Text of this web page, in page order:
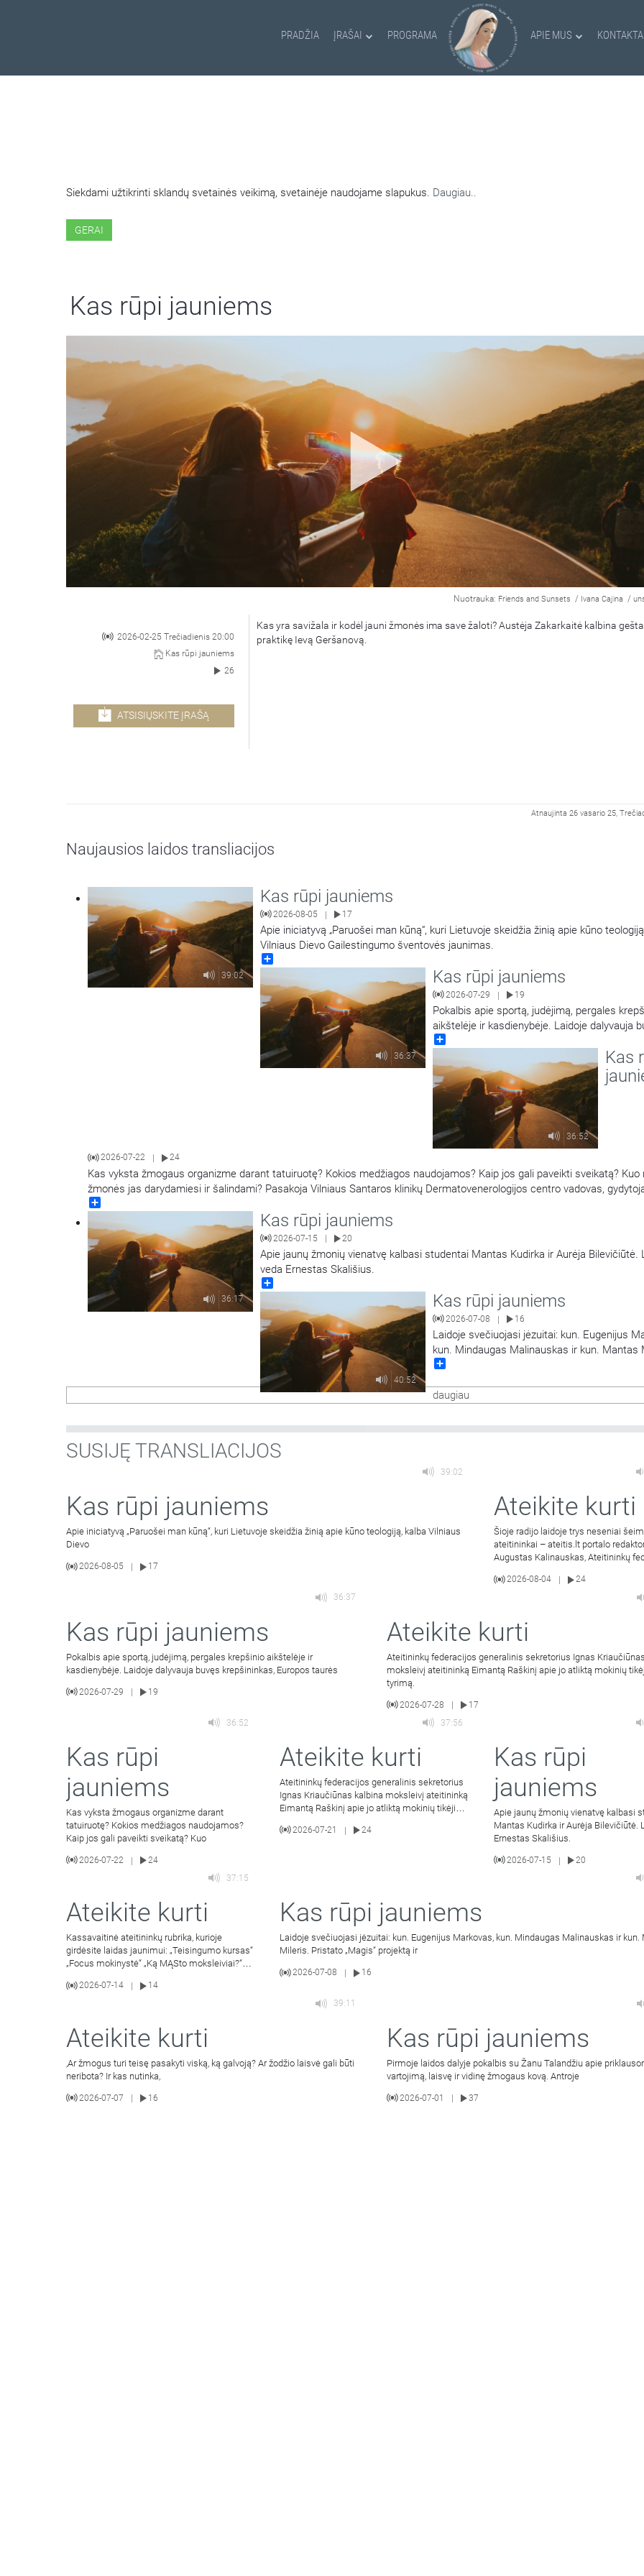
PRADŽIA ĮRAŠAI PROGRAMA APIE MUS
Siekdami užtikrinti sklandų svetainės veikimą, svetainėje naudojame slapukus. Daugiau..
GERAI
Kas rūpi jauniems
Nuotrauka: Friends and Sunsets / Ivana Cajina /
2026-02-25 Trečiadienis 20:00
Kas rūpi jauniems
26
ATSISIŲSKITE ĮRAŠĄ
Kas yra savižala ir kodėl jauni žmonės ima save žaloti? Austėja Zakarkaitė kalbina
praktikę Ievą Geršanovą.
Atnaujinta 26 vasario 25,
Naujausios laidos transliacijos
39:02
Kas rūpi jauniems
2026-08-05 | 17
Apie iniciatyvą „Paruošei man kūną“, kuri Lietuvoje skeidžia žinią apie kūno
Vilniaus Dievo Gailestingumo šventovės jaunimas.
36:37
Kas rūpi jauniems
2026-07-29 | 19
Pokalbis apie sportą, judėjimą, pergales
aikštelėje ir kasdienybėje. Laidoje dalyvauja
krepšininkas, Europos taurės laimėtojas, tris
LKL čempionas, tris kartus LKL oro karalius,
krepšinio treneris Darius Sirtautas. Laidą
Tamulis. Antroje laidos dalyje tais pačiais
kalbinamas jaunimas…
36:52
Kas
2026-07-22 24
Kas vyksta žmogaus organizme darant tatuiruotę? Kokios medžiagos naudojamos? Kaip jos gali paveikti sveikatą? Kuo
žmonės jas darydamiesi ir šalindami? Pasakoja Vilniaus Santaros klinikų Dermatovenerologijos centro vadovas,
dermatovenerologas dr. Tadas Raudonis. Kalbina Regina Statkuvienė.
36:17
Kas rūpi jauniems
2026-07-15 20
Apie jaunų žmonių vienatvę kalbasi studentai Mantas Kudirka ir Aurėja Bilevičiūtė.
veda Ernestas Skališius.
40:52
Kas rūpi jauniems
2026-07-08 | 16
Laidoje svečiuojasi jėzuitai: kun. Eugenijus
kun. Mindaugas Malinauskas ir kun. Mantas
Pristato „Magis“ projektą ir kalbasi apie
daugiau
SUSIJĘ TRANSLIACIJOS
39:02
Kas rūpi jauniems
Apie iniciatyvą „Paruošei man kūną“, kuri Lietuvoje skeidžia žinią apie kūno teologiją, kalba Vilniaus
Dievo
2026-08-05 17
Ateikite kurti
Šioje radijo laidoje trys neseniai
ateitininkai – ateitis.lt portalo
Augustas Kalinauskas, Ateitininkų
2026-08-04
24
36:37
Kas rūpi jauniems
Pokalbis apie sportą, judėjimą, pergales krepšinio aikštelėje ir
kasdienybėje. Laidoje dalyvauja buvęs krepšininkas, Europos taurės
2026-07-29 19
Ateikite kurti
Ateitininkų federacijos generalinis sekretorius Ignas
moksleivį ateitininką Eimantą Raškinį apie jo atliktą mokinių
tyrimą.
2026-07-28
17
36:52
Kas rūpi
jauniems
Kas vyksta žmogaus organizme darant
tatuiruotę? Kokios medžiagos naudojamos?
Kaip jos gali paveikti sveikatą? Kuo
2026-07-22 | 24
37:56
Ateikite kurti
Ateitininkų federacijos generalinis sekretorius
Ignas Kriaučiūnas kalbina moksleivį ateitininką
Eimantą Raškinį apie jo atliktą mokinių tikėjimo
2026-07-21 | 24
Kas rūpi
jauniems
Apie jaunų žmonių vienatvę kalbasi
Mantas Kudirka ir Aurėja Bilevičiūtė.
Ernestas Skališius.
2026-07-15 |
20
37:15
Ateikite kurti
Kassavaitinė ateitininkų rubrika, kurioje
girdėsite laidas jaunimui: „Teisingumo kursas“
„Focus mokinystė“ „Ką MĄSto moksleiviai?“
2026-07-14 14
Kas rūpi jauniems
Laidoje svečiuojasi jėzuitai: kun. Eugenijus Markovas, kun. Mindaugas Malinauskas ir kun.
Mileris. Pristato „Magis“ projektą ir
2026-07-08 16
39:11
Ateikite kurti
,Ar žmogus turi teisę pasakyti viską, ką galvoją? Ar žodžio laisvė gali būti
neribota? Ir kas nutinka,
2026-07-07 16
Kas rūpi jauniems
Pirmoje laidos dalyje pokalbis su Žanu Talandžiu apie
vartojimą, laisvę ir vidinę žmogaus kovą. Antroje
2026-07-01 37